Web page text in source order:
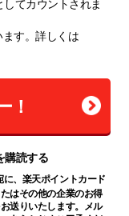
てカウントされま
す。詳しくは
！
購読する
、楽天ポイントカード
はその他の企業のお得
送りいたします。メル